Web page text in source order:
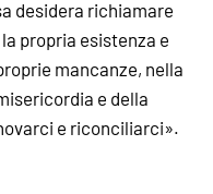
desidera richiamare
propria esistenza e
mancanze, nella
e della
e riconciliarci».